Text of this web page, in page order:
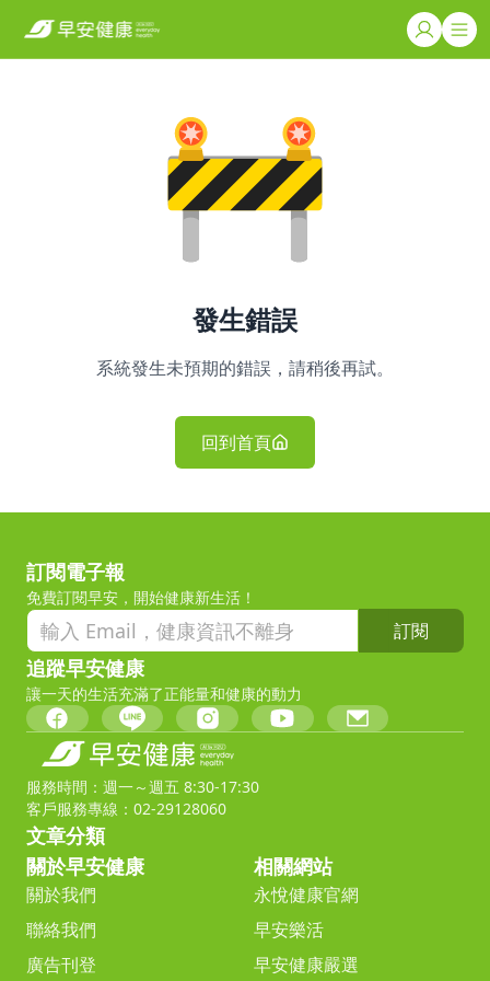
發生錯誤
系統發生未預期的錯誤，請稍後再試。
回到首頁
訂閱電子報
免費訂閱早安，開始健康新生活！
訂閱
追蹤早安健康
讓一天的生活充滿了正能量和健康的動力
服務時間：週一～週五 8:30-17:30
客戶服務專線：02-29128060
文章分類
關於早安健康
關於我們
聯絡我們
廣告刊登
相關網站
永悅健康官網
早安樂活
早安健康嚴選